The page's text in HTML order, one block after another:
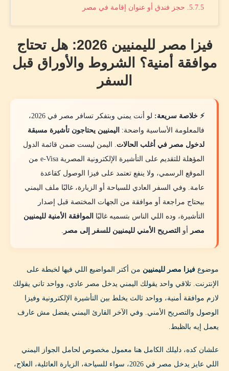
5. حجز فندق أو عنوان إقامة في مصر
6. دعوة أو خطاب داعم لو الزيارة عائلية أو عمل
8. إقامة سارية لو أنت مقيم في السعودية أو الخليج أو
فيزا مصر لليمنيين المقيمين في السعودية أو الخليج
فيزا مصر لليمنيين للسياحة
فيزا مصر لليمنيين للزيارة العائلية
فيزا مصر لليمنيين للدراسة
فيزا مصر لليمنيين للعمل
الخطوة الأولى: حدد الغرض من السفر
الخطوة الثانية: جهز جواز السفر والإقامة إن وجدت
الخطوة الثالثة: جهز مستندات الإقامة في مصر
الخطوة الرابعة: قدم عبر السفارة أو القنصلية أو جهة
الخطوة الخامسة: انتظر نتيجة التأشيرة أو الموافقة
فيزا مصر لليمنيين 2026: هل تحتاج
موافقة أمنية؟ الشروط والأوراق قبل
السفر
⚡ خلاصة سريعة:
لو أنت يمني وبتفكر تسافر مصر في 2026،
فالمعلومة الأساسية واضحة: اليمنيين يحتاجون تأشيرة مسبقة
لدخول مصر في أغلب الحالات. اليمن ليست ضمن قائمة الدول
المؤهلة للتقديم على التأشيرة الإلكترونية المصرية e-Visa من
الموقع الرسمي، ولا ينفع تعتمد على فيزا الوصول كقاعدة
عامة. وفي السفر العادي للسياحة أو الزيارة، غالبًا ملف اليمني
بيحتاج مراجعة أو موافقة من الجهات المختصة قبل إصدار
التأشيرة، وده اللي الناس بتسميه غالبًا الموافقة الأمنية لليمنيين
مصر
أو التصريح الأمني لليمنيين للسفر إلى مصر .
موضوع فيزا مصر لليمنيين من أكتر المواضيع اللي فيها لخبطة على
الإنترنت. تلاقي واحد يقولك اليمني يدخل مصر عادي، وواحد تاني يقولك
لازم موافقة أمنية، وواحد ثالث يخلط بين التأشيرة الإلكترونية وفيزا
الوصول والتصريح الأمني. وفي الآخر القارئ اليمني يفضل مش عارف
يعمل إيه بالظبط.
علشان كده، دليلك الكامل هنا معمول مخصوص لحامل الجواز اليمني
اللي عايز يدخل مصر في 2026، سواء للسياحة، الزيارة العائلية، العلاج،